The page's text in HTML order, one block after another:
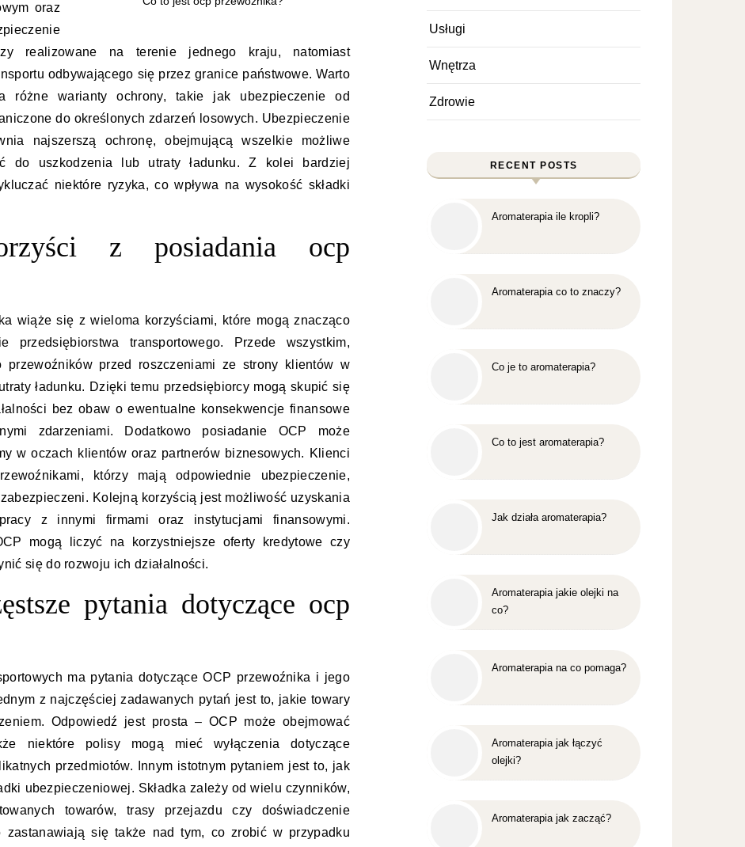
oraz
realizowane na terenie jednego kraju, natomiast
odbywającego się przez granice państwowe. Warto
różne warianty ochrony, takie jak ubezpieczenie od
do określonych zdarzeń losowych. Ubezpieczenie
najszerszą ochronę, obejmującą wszelkie możliwe
do uszkodzenia lub utraty ładunku. Z kolei bardziej
niektóre ryzyka, co wpływa na wysokość składki
z posiadania ocp
wiąże się z wieloma korzyściami, które mogą znacząco
przedsiębiorstwa transportowego. Przede wszystkim,
przewoźników przed roszczeniami ze strony klientów w
ładunku. Dzięki temu przedsiębiorcy mogą skupić się
bez obaw o ewentualne konsekwencje finansowe
zdarzeniami. Dodatkowo posiadanie OCP może
w oczach klientów oraz partnerów biznesowych. Klienci
którzy mają odpowiednie ubezpieczenie,
Kolejną korzyścią jest możliwość uzyskania
z innymi firmami oraz instytucjami finansowymi.
mogą liczyć na korzystniejsze oferty kredytowe czy
się do rozwoju ich działalności.
pytania dotyczące ocp
ma pytania dotyczące OCP przewoźnika i jego
z najczęściej zadawanych pytań jest to, jakie towary
Odpowiedź jest prosta – OCP może obejmować
niektóre polisy mogą mieć wyłączenia dotyczące
przedmiotów. Innym istotnym pytaniem jest to, jak
ubezpieczeniowej. Składka zależy od wielu czynników,
towarów, trasy przejazdu czy doświadczenie
zastanawiają się także nad tym, co zrobić w przypadku
Usługi
Wnętrza
Zdrowie
RECENT POSTS
Aromaterapia ile kropli?
Aromaterapia co to znaczy?
Co je to aromaterapia?
Co to jest aromaterapia?
Jak działa aromaterapia?
Aromaterapia jakie olejki na
co?
Aromaterapia na co pomaga?
Aromaterapia jak łączyć
olejki?
Aromaterapia jak zacząć?